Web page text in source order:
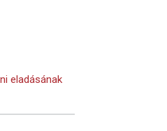
eladásának